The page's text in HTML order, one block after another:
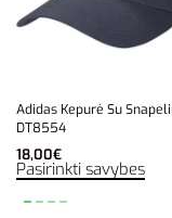
Adidas Kepurė Su
DT8554
18,00€
Pasirinkti savybes